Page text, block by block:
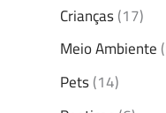
Crianças(17)
Meio Ambiente
Pets(14)